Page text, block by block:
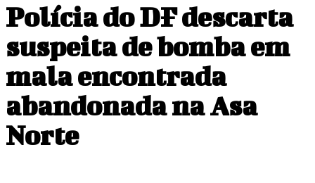
Polícia do DF descarta
suspeita de bomba em
mala encontrada
abandonada na Asa
Norte